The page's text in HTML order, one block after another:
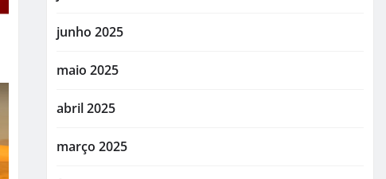
junho 2025
maio 2025
abril 2025
março 2025